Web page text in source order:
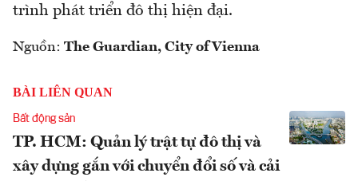
trình phát triển đô thị hiện đại.
Nguồn: The Guardian, City of Vienna
BÀI LIÊN QUAN
Bất động sản
TP. HCM: Quản lý trật tự đô thị và
xây dựng gắn với chuyển đổi số và cải